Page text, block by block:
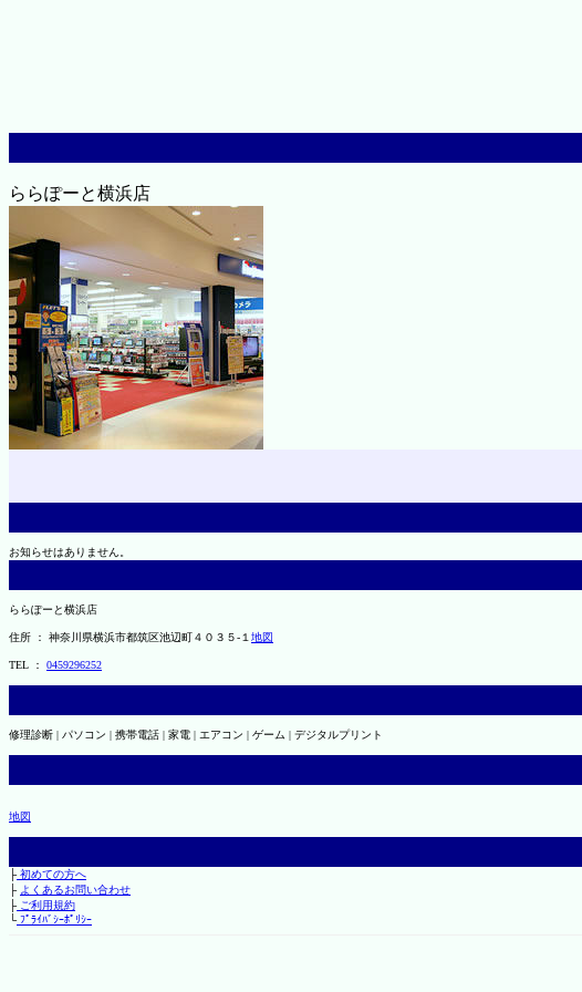
ららぽーと横浜店
お知らせはありません。
ららぽーと横浜店
住所 ： 神奈川県横浜市都筑区池辺町４０３５-１ 地図
TEL ： 0459296252
修理診断 | パソコン | 携帯電話 | 家電 | エアコン | ゲーム | デジタルプリント
地図
├初めての方へ
├ よくあるお問い合わせ
├ご利用規約
└ﾌﾟﾗｲﾊﾞｼｰﾎﾟﾘｼｰ